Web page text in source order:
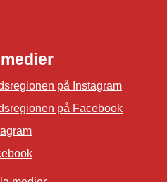
på Instagram
på Facebook